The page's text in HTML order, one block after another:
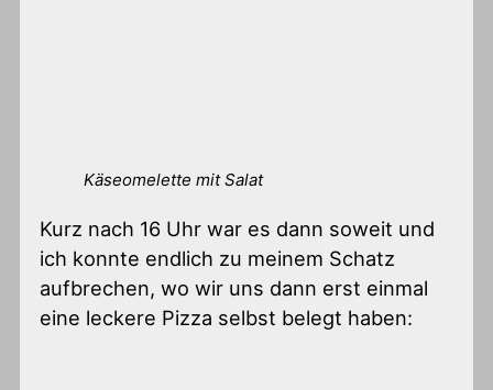
Käseomelette mit Salat
Kurz nach 16 Uhr war es dann soweit und
ich konnte endlich zu meinem Schatz
aufbrechen, wo wir uns dann erst einmal
eine leckere Pizza selbst belegt haben: